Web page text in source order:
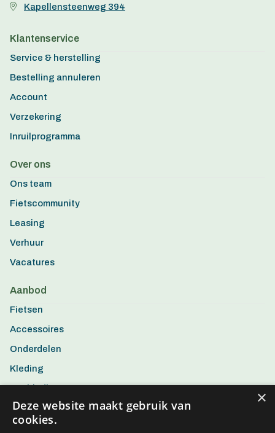
Kapellensteenweg 394
Klantenservice
Service & herstelling
Bestelling annuleren
Account
Verzekering
Inruilprogramma
Over ons
Ons team
Fietscommunity
Leasing
Verhuur
Vacatures
Aanbod
Fietsen
Accessoires
Onderdelen
Kleding
Aanbiedingen
×
Deze website maakt gebruik van
cookies.